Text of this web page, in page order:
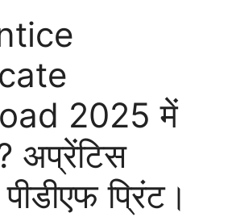
2025 में
अप्रेंटिस
पीडीएफ प्रिंट।